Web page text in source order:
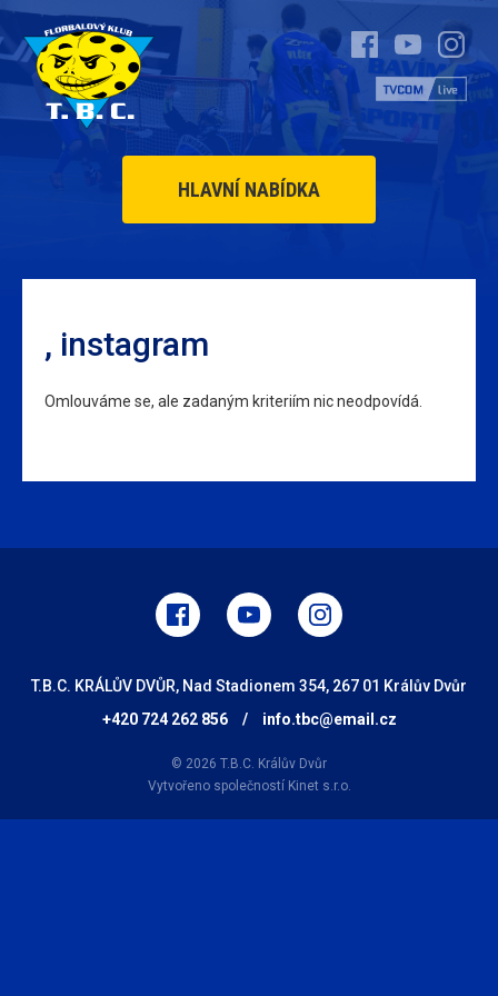
HLAVNÍ NABÍDKA
, instagram
Omlouváme se, ale zadaným kriteriím nic neodpovídá.
T.B.C. KRÁLŮV DVŮR, Nad Stadionem 354, 267 01 Králův Dvůr
+420 724 262 856
/ info.tbc@email.cz
© 2026 T.B.C. Králův Dvůr
Vytvořeno společností Kinet s.r.o.